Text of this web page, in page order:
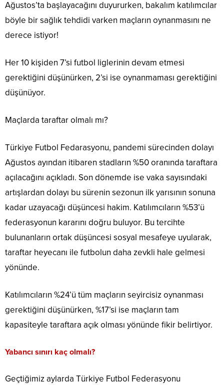
Ağustos’ta başlayacağını duyururken, bakalım katılımcılar
böyle bir sağlık tehdidi varken maçların oynanmasını ne
derece istiyor!
Her 10 kişiden 7’si futbol liglerinin devam etmesi
gerektiğini düşünürken, 2’si ise oynanmaması gerektiğini
düşünüyor.
Maçlarda taraftar olmalı mı?
Türkiye Futbol Fedarasyonu, pandemi sürecinden dolayı
Ağustos ayından itibaren stadların %50 oranında taraftara
açılacağını açıkladı. Son dönemde ise vaka sayısındaki
artışlardan dolayı bu sürenin sezonun ilk yarısının sonuna
kadar uzayacağı düşüncesi hakim. Katılımcıların %53’ü
federasyonun kararını doğru buluyor. Bu tercihte
bulunanların ortak düşüncesi sosyal mesafeye uyularak,
taraftar heyecanı ile futbolun daha zevkli hale gelmesi
yönünde.
Katılımcıların %24’ü tüm maçların seyircisiz oynanması
gerektiğini düşünürken, %17’si ise maçların tam
kapasiteyle taraftara açık olması yönünde fikir belirtiyor.
Yabancı sınırı kaç olmalı?
Geçtiğimiz aylarda Türkiye Futbol Federasyonu